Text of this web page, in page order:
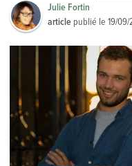
Julie Fortin
article publié le19/09/